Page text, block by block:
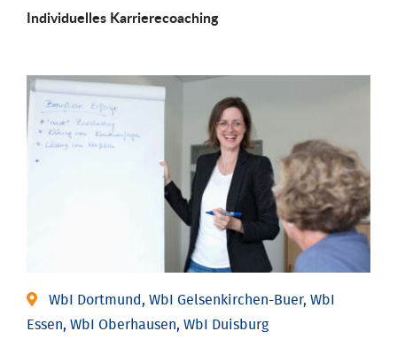
Individu­elles Karrierecoaching
WbI Dortmund, WbI Gelsenkirchen-Buer, WbI
Essen, WbI Oberhausen, WbI Duisburg